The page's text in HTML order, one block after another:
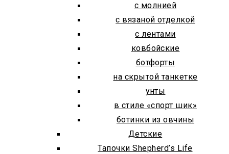
с молнией
с вязаной отделкой
с лентами
ковбойские
ботфорты
на скрытой танкетке
унты
в стиле «спорт шик»
ботинки из овчины
Детские
Тапочки Shepherd’s Life